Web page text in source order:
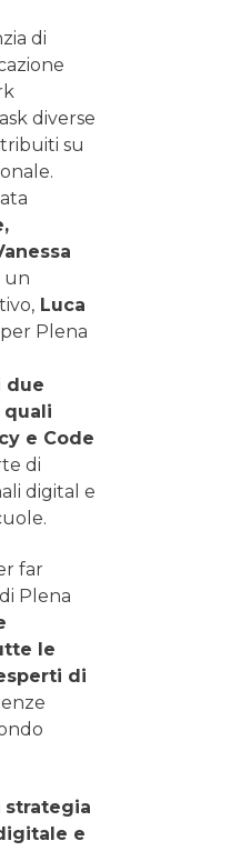
di
diverse
su
un
Luca
Plena
due
e Code
di
digital e
far
Plena
le
di
strategia
e